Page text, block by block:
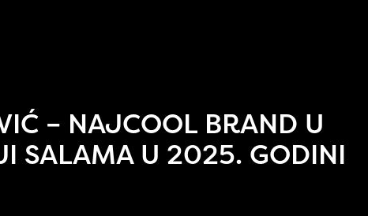
– NAJCOOL BRAND U
SALAMA U 2025. GODINI